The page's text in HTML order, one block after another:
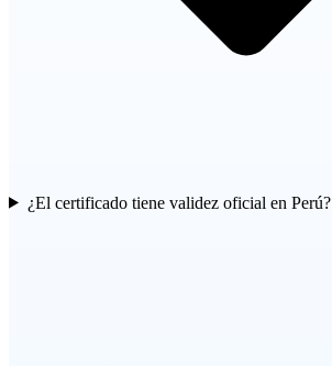
¿El certificado tiene validez oficial en Perú?